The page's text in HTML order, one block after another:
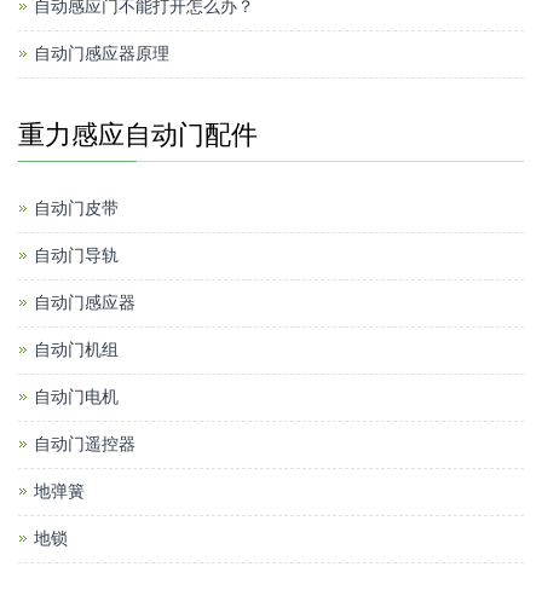
自动感应门不能打开怎么办？
自动门感应器原理
重力感应自动门配件
自动门皮带
自动门导轨
自动门感应器
自动门机组
自动门电机
自动门遥控器
地弹簧
地锁